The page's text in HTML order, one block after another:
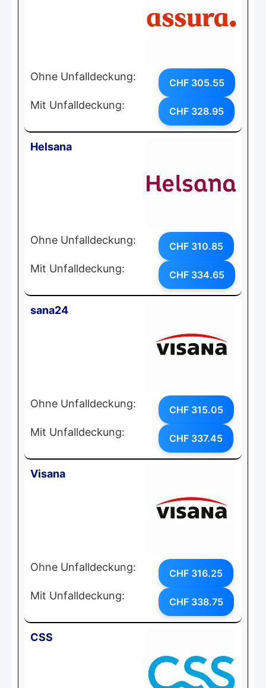
Ohne Unfalldeckung: CHF 305.55
Mit Unfalldeckung: CHF 328.95
Helsana
Ohne Unfalldeckung: CHF 310.85
Mit Unfalldeckung: CHF 334.65
sana24
Ohne Unfalldeckung: CHF 315.05
Mit Unfalldeckung: CHF 337.45
Visana
Ohne Unfalldeckung: CHF 316.25
Mit Unfalldeckung: CHF 338.75
CSS